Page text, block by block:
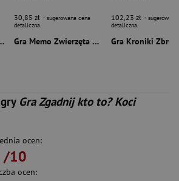
Zdrajcy
30,85 zł - sugerowana cena
detaliczna
Gra Memo Zwierzęta Świata
102,23 zł -
detaliczna
Gra Zgadnij kto to? Koci
ocen:
/10
ocen: